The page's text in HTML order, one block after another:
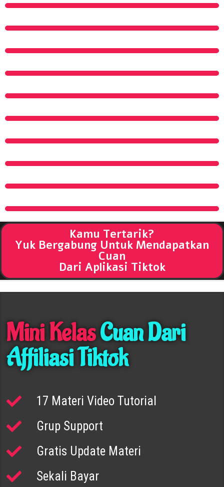
Kamu Tertarik?
Yuk Bergabung Untuk Mendapatkan
Cuan
Dari Aplikasi Tiktok
Mini KelasCuan Dari
Affiliasi Tiktok
17 Materi Video Tutorial
Grup Support
Gratis Update Materi
Sekali Bayar